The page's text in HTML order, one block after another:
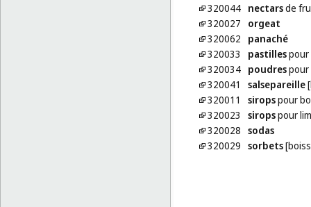
320044 nectarsde
320027
orgeat
320062
panaché
320033
pastillespour
320034 poudrespour
320041
salsepareille
320011
siropspour
320023
siropspour
320028 sodas
320029 sorbets